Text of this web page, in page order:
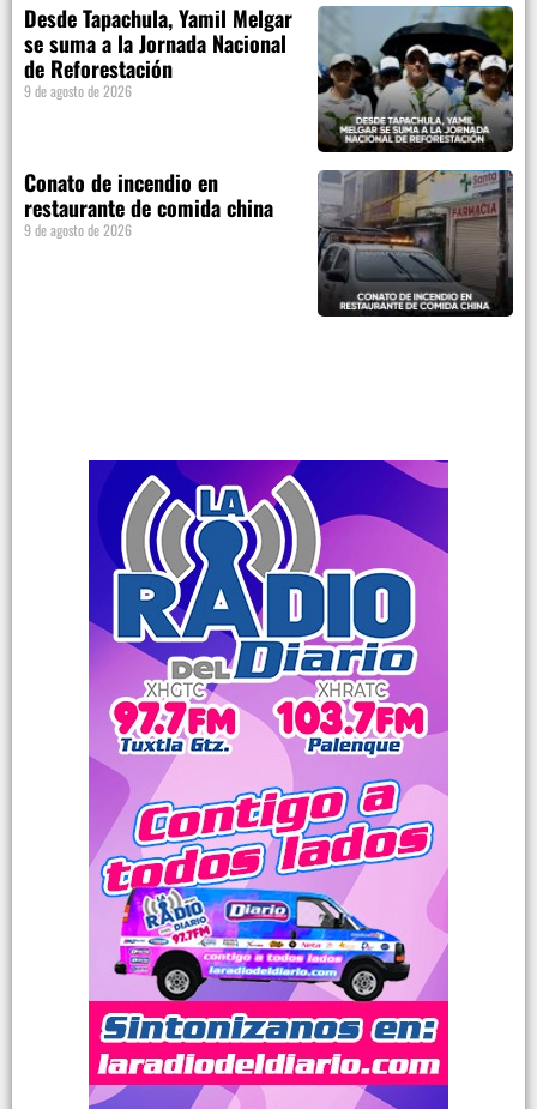
Desde Tapachula, Yamil Melgar
se suma a la Jornada Nacional
de Reforestación
9 de agosto de 2026
Conato de incendio en
restaurante de comida china
9 de agosto de 2026